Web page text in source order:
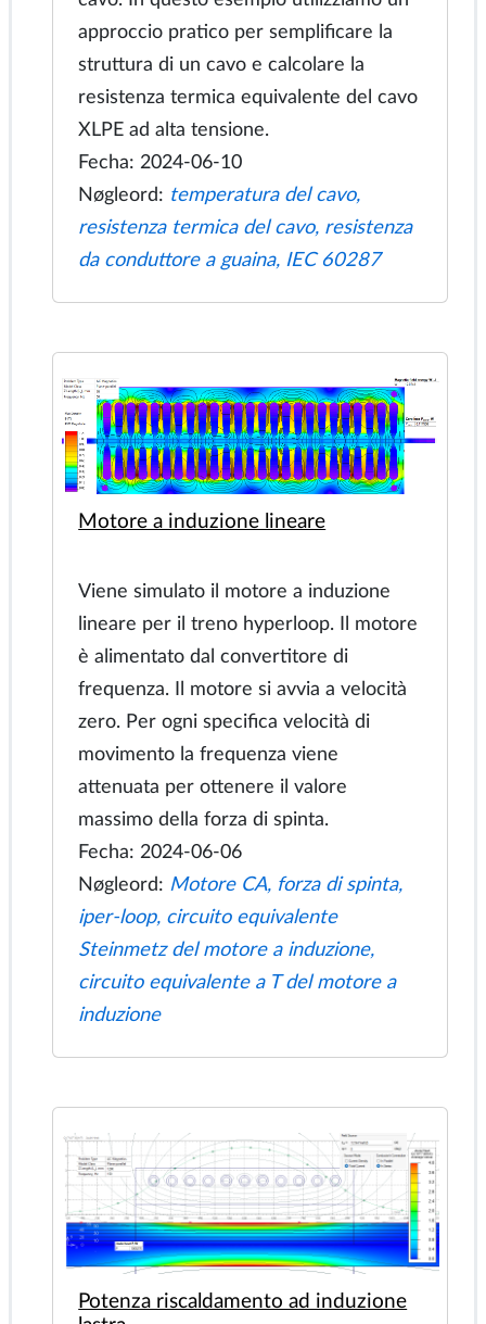
Conduttività termica del cavo
La norma IEC 60287-2-1 fornisce il
metodo per il calcolo della resistenza
termica del conduttore alla guaina del
cavo. In questo esempio utilizziamo un
resistenza termica equivalente del cavo
XLPE ad alta tensione.
Fecha: 2024-06-10
Motore a induzione lineare
Viene simulato il motore a induzione
lineare per il treno hyperloop. Il motore
è alimentato dal convertitore di
frequenza. Il motore si avvia a velocità
zero. Per ogni specifica velocità di
attenuata per ottenere il valore
massimo della forza di spinta.
Fecha: 2024-06-06
Nøgleord:Motore CA, forza di spinta,
iper-loop, circuito equivalente
Steinmetz del motore a induzione,